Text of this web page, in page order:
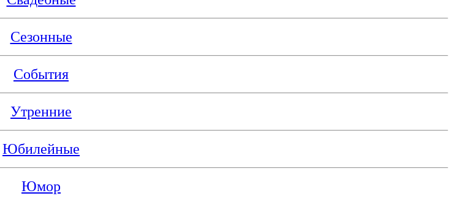
Сезонные
События
Утренние
Юбилейные
Юмор